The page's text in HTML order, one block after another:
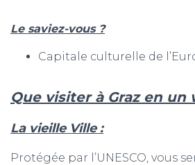
Le saviez-vous ?
Capitale culturelle de
Que visiter à Graz en un
La vieille Ville :
Protégée par l’UNESCO, vous